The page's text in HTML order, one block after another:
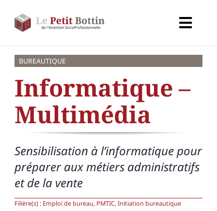
contenu
Types d’organismes
Organismes
Secteurs
Partenaires
BUREAUTIQUE
Informatique –
Multimédia
Sensibilisation à l’informatique pour
préparer aux métiers administratifs
et de la vente
Filière(s) : Emploi de bureau, PMTIC, Initiation bureautique